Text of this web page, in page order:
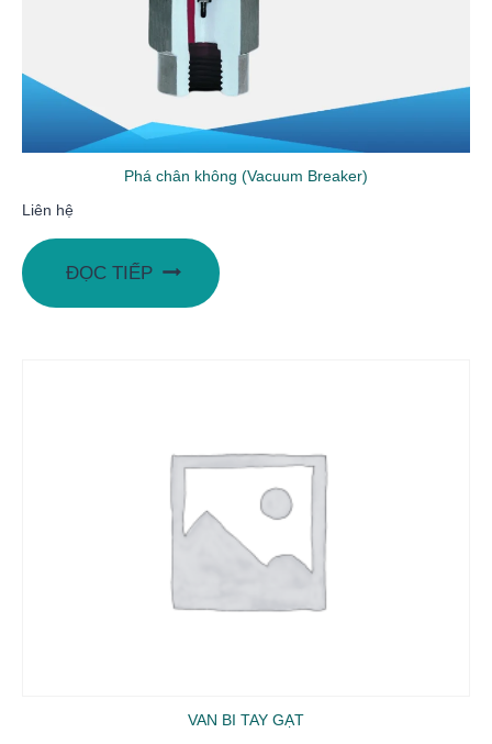
Phá chân không (Vacuum Breaker)
Liên hệ
ĐỌC TIẾP
VAN BI TAY GẠT